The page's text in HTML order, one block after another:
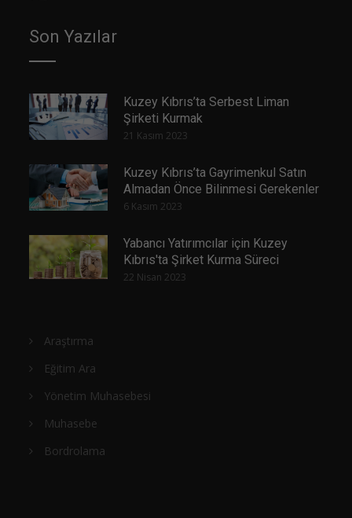
Son Yazılar
Kuzey Kıbrıs’ta Serbest Liman
Şirketi Kurmak
21 Kasım 2023
Kuzey Kıbrıs’ta Gayrimenkul Satın
Almadan Önce Bilinmesi Gerekenler
6 Kasım 2023
Yabancı Yatırımcılar için Kuzey
Kıbrıs'ta Şirket Kurma Süreci
22 Nisan 2023
Araştırma
Eğitim Ara
Yönetim Muhasebesi
Muhasebe
Bordrolama